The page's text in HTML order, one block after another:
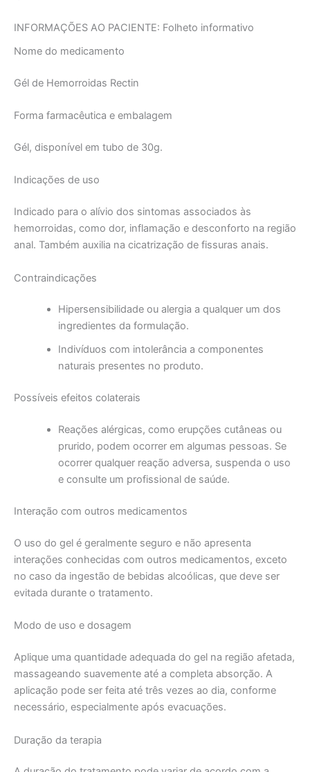
INFORMAÇÕES AO PACIENTE: Folheto informativo
Nome do medicamento
Gél de Hemorroidas Rectin
Forma farmacêutica e embalagem
Gél, disponível em tubo de 30g.
Indicações de uso
Indicado para o alívio dos sintomas associados às
hemorroidas, como dor, inflamação e desconforto na região
anal. Também auxilia na cicatrização de fissuras anais.
Contraindicações
Hipersensibilidade ou alergia a qualquer um dos
ingredientes da formulação.
Indivíduos com intolerância a componentes
naturais presentes no produto.
Possíveis efeitos colaterais
Reações alérgicas, como erupções cutâneas ou
prurido, podem ocorrer em algumas pessoas. Se
ocorrer qualquer reação adversa, suspenda o uso
e consulte um profissional de saúde.
Interação com outros medicamentos
O uso do gel é geralmente seguro e não apresenta
interações conhecidas com outros medicamentos, exceto
no caso da ingestão de bebidas alcoólicas, que deve ser
evitada durante o tratamento.
Modo de uso e dosagem
Aplique uma quantidade adequada do gel na região afetada,
massageando suavemente até a completa absorção. A
aplicação pode ser feita até três vezes ao dia, conforme
necessário, especialmente após evacuações.
Duração da terapia